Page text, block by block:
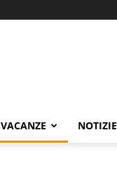
VACANZE NOTIZIE